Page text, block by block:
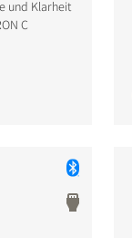
und Klarheit
C